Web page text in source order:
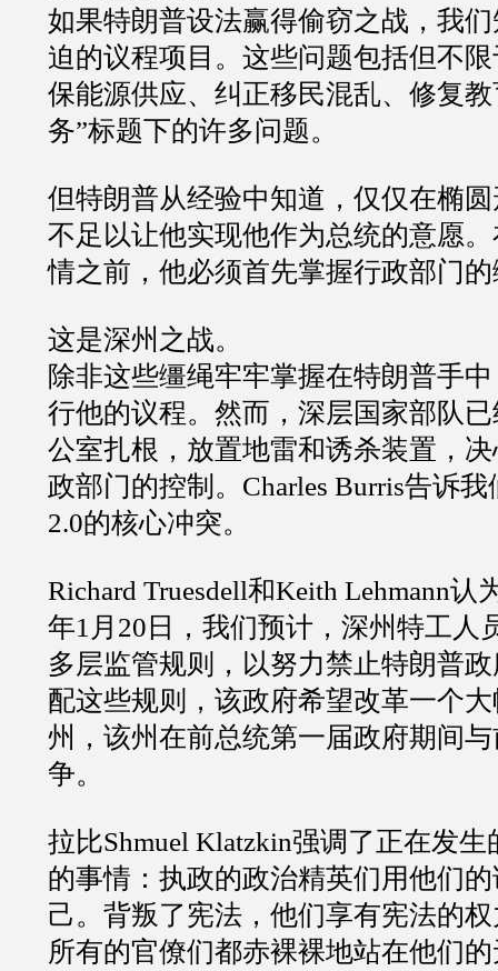
如果特朗普设法赢得偷窃之战，我
迫的议程项目。这些问题包括但不
保能源供应、纠正移民混乱、修复
务”标题下的许多问题。
但特朗普从经验中知道，仅仅在椭
不足以让他实现他作为总统的意愿
情之前，他必须首先掌握行政部门
这是深州之战。
除非这些缰绳牢牢掌握在特朗普手
行他的议程。然而，深层国家部队
公室扎根，放置地雷和诱杀装置，
政部门的控制。Charles Burris告诉
2.0的核心冲突。
Richard Truesdell和Keith Lehmann认
年1月20日，我们预计，深州特工人
多层监管规则，以努力禁止特朗普
配这些规则，该政府希望改革一个
州，该州在前总统第一届政府期间
争。
拉比Shmuel Klatzkin强调了正在发
的事情：执政的政治精英们用他们
己。背叛了宪法，他们享有宪法的
所有的官僚们都赤裸裸地站在他们